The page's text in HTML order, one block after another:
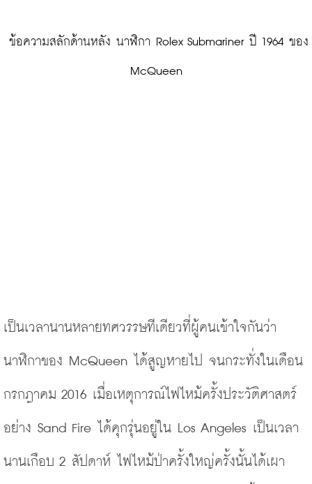
McQueen
เป็นเวลานานหลายทศวรรษทีเดียวที่ผู้คนเข้าใจกันว่า
นาฬิกาของ McQueen ได้สูญหายไป จนกระทั่งในเดือน
กรกฎาคม 2016 เมื่อเหตุการณ์ไฟไหม้ครั้งประวัติศาสตร์
อย่าง Sand Fire ได้คุกรุ่นอยู่ใน Los Angeles เป็นเวลา
นานเกือบ 2 สัปดาห์ ไฟไหม้ป่าครั้งใหญ่ครั้งนั้นได้เผา